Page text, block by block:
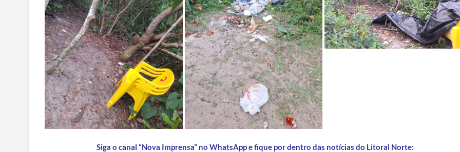
Siga o canal “Nova Imprensa” no WhatsApp e fique por dentro das notícias do Litoral Norte: